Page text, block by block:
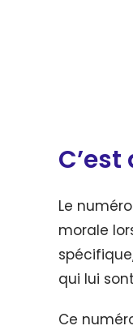
Le
morale
qui lui
Ce